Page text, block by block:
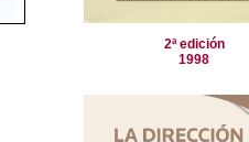
2ª edición
1998